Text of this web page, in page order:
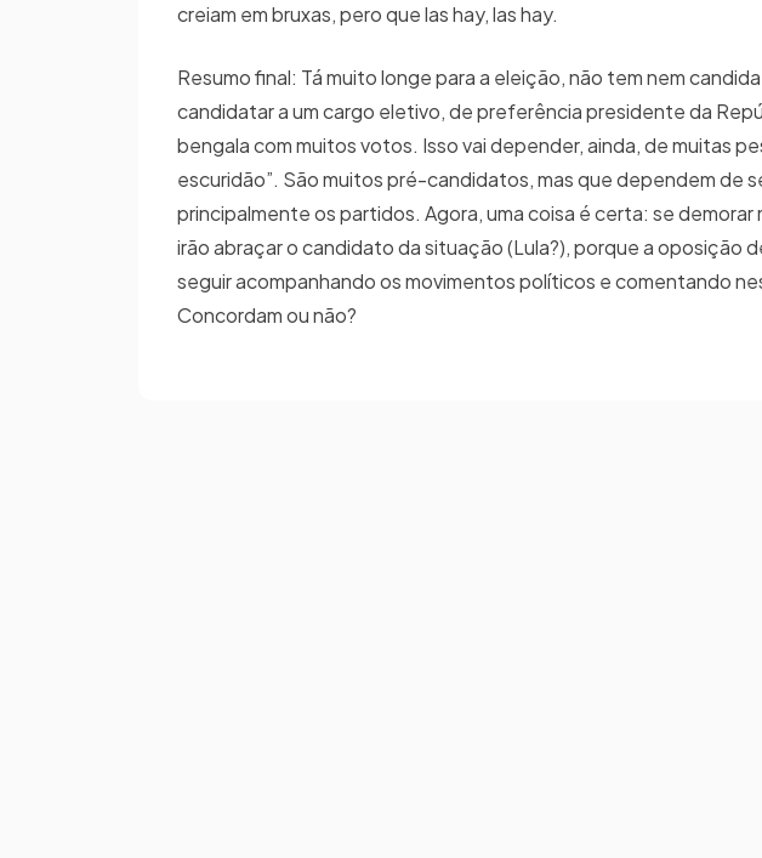
creiam em bruxas, pero que las hay, las hay.
Resumo final: Tá muito longe para a eleição, não tem nem
candidatar a um cargo eletivo, de preferência presidente da
bengala com muitos votos. Isso vai depender, ainda, de muitas
escuridão”. São muitos pré-candidatos, mas que dependem de
principalmente os partidos. Agora, uma coisa é certa: se
irão abraçar o candidato da situação (Lula?), porque a oposição
seguir acompanhando os movimentos políticos e comentando
Concordam ou não?